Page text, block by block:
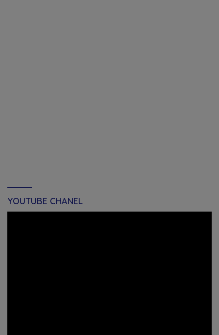
YOUTUBE CHANEL